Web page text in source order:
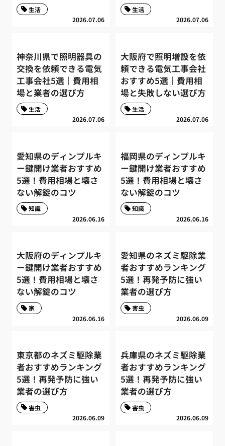
2026.07.06
生活
2026.07.06
生活
神奈川県で照明器具の
交換を依頼できる電気
工事会社5選｜費用相
場と業者の選び方
2026.07.06
生活
大阪府で照明増設を依
頼できる電気工事会社
おすすめ5選｜費用相
場と失敗しない選び方
2026.07.06
生活
愛知県のディンプルキ
ー鍵開け業者おすすめ
5選！費用相場と壊さ
ない解錠のコツ
2026.06.16
知識
福岡県のディンプルキ
ー鍵開け業者おすすめ
5選！費用相場と壊さ
ない解錠のコツ
2026.06.16
知識
大阪府のディンプルキ
ー鍵開け業者おすすめ
5選！費用相場と壊さ
ない解錠のコツ
2026.06.16
家
愛知県のネズミ駆除業
者おすすめランキング
5選！再発予防に強い
業者の選び方
2026.06.09
害虫
東京都のネズミ駆除業
者おすすめランキング
5選！再発予防に強い
業者の選び方
2026.06.09
害虫
兵庫県のネズミ駆除業
者おすすめランキング
5選！再発予防に強い
業者の選び方
2026.06.09
害虫